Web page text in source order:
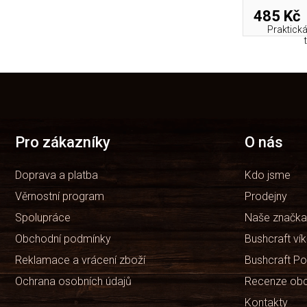
485 Kč
Pro zákazníky
Doprava a platba
Věrnostní program
Spolupráce
Obchodní podmínky
Reklamace a vrácení zboží
Ochrana osobních údajů
O nás
Kdo jsme
Prodejny
Naše
Bushcraft
Bushcraft
Recenze
Kontakty